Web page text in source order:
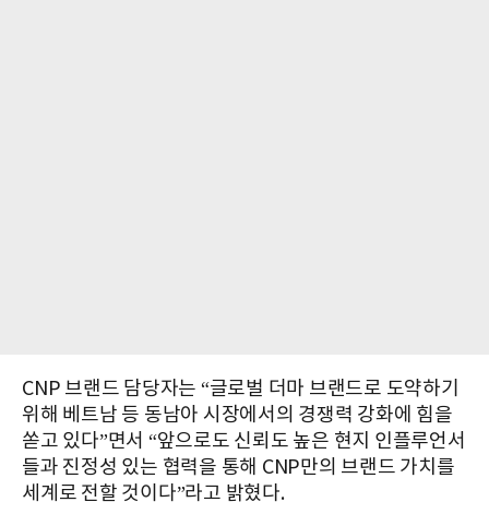
CNP 브랜드 담당자는 “글로벌 더마 브랜드로 도약하기
위해 베트남 등 동남아 시장에서의 경쟁력 강화에 힘을
쏟고 있다”면서 “앞으로도 신뢰도 높은 현지 인플루언서
들과 진정성 있는 협력을 통해 CNP만의 브랜드 가치를
세계로 전할 것이다”라고 밝혔다.